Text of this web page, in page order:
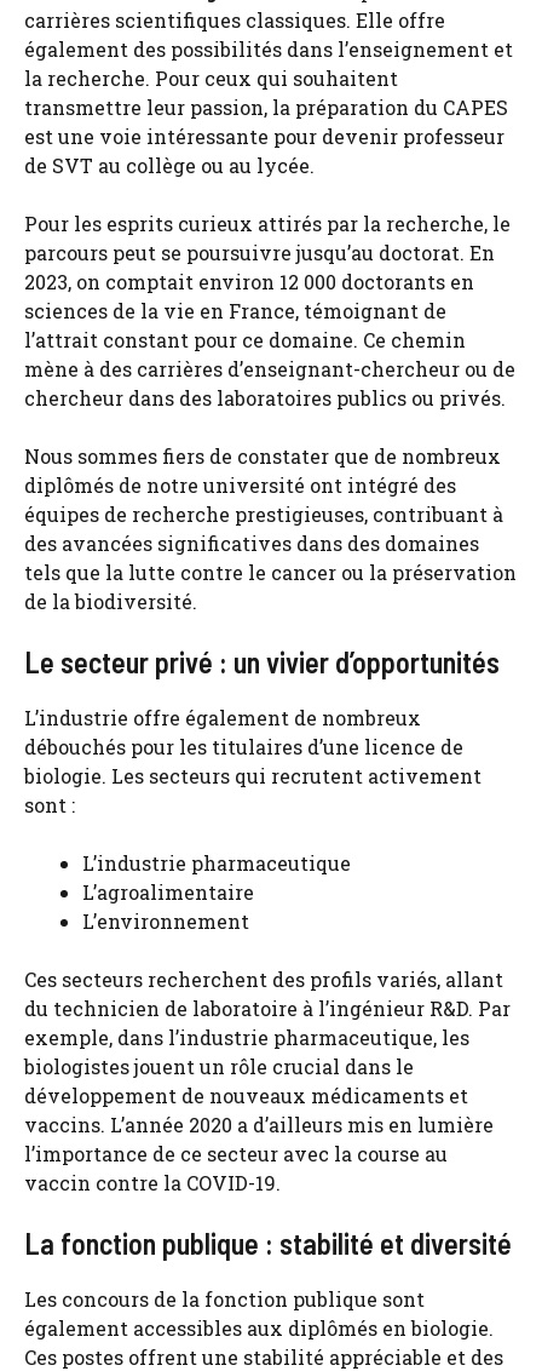
carrières scientifiques classiques. Elle offre
également des possibilités dans l’enseignement et
la recherche. Pour ceux qui souhaitent
transmettre leur passion, la préparation du CAPES
est une voie intéressante pour devenir professeur
de SVT au collège ou au lycée.
Pour les esprits curieux attirés par la recherche, le
parcours peut se poursuivre jusqu’au doctorat. En
2023, on comptait environ 12 000 doctorants en
sciences de la vie en France, témoignant de
l’attrait constant pour ce domaine. Ce chemin
mène à des carrières d’enseignant-chercheur ou de
chercheur dans des laboratoires publics ou privés.
Nous sommes fiers de constater que de nombreux
diplômés de notre université ont intégré des
équipes de recherche prestigieuses, contribuant à
des avancées significatives dans des domaines
tels que la lutte contre le cancer ou la préservation
de la biodiversité.
Le secteur privé : un vivier d’opportunités
L’industrie offre également de nombreux
débouchés pour les titulaires d’une licence de
biologie. Les secteurs qui recrutent activement
sont :
L’industrie pharmaceutique
L’agroalimentaire
L’environnement
Ces secteurs recherchent des profils variés, allant
du technicien de laboratoire à l’ingénieur R&D. Par
exemple, dans l’industrie pharmaceutique, les
biologistes jouent un rôle crucial dans le
développement de nouveaux médicaments et
vaccins. L’année 2020 a d’ailleurs mis en lumière
l’importance de ce secteur avec la course au
vaccin contre la COVID-19.
La fonction publique : stabilité et diversité
Les concours de la fonction publique sont
également accessibles aux diplômés en biologie.
Ces postes offrent une stabilité appréciable et des